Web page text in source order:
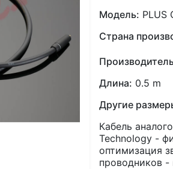
Модель: PLUS
Страна
Длина: 0.5 m
Другие
Кабель
Technology -
оптимизация
проводников -